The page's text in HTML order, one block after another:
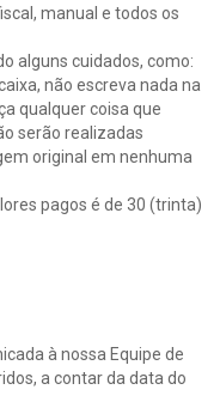
manual e todos os
alguns cuidados, como:
não escreva nada na
qualquer coisa que
serão realizadas
original em nenhuma
pagos é de 30 (trinta)
à nossa Equipe de
a contar da data do